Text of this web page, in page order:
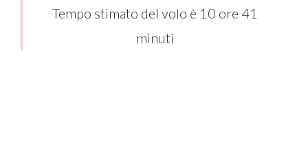
Tempo stimato del volo è 10 ore 41
minuti